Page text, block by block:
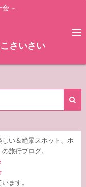
会～
さいさい
い＆絶景スポット、ホ
の旅行ブログ。
ます。